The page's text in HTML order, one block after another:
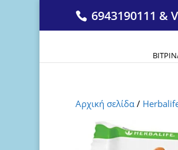
6943190111 &
Αρχική σελίδα/